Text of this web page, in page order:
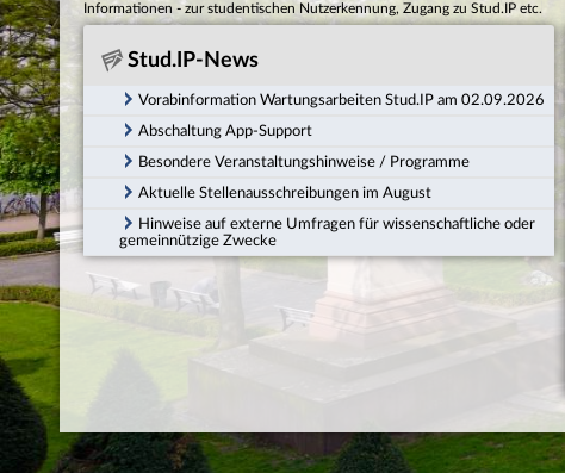
Informationen - zur studentischen Nutzerkennung, Zugang zu Stud.IP etc.
Stud.IP-News
Vorabinformation Wartungsarbeiten Stud.IP am 02.09.2026
Abschaltung App-Support
Besondere Veranstaltungshinweise / Programme
Aktuelle Stellenausschreibungen im August
Hinweise auf externe Umfragen für wissenschaftliche oder
gemeinnützige Zwecke